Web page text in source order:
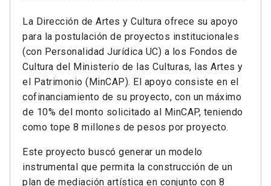
La Dirección de Artes y Cultura ofrece su apoyo
para la postulación de proyectos institucionales
(con Personalidad Jurídica UC) a los Fondos de
Cultura del Ministerio de las Culturas, las Artes y
el Patrimonio (MinCAP). El apoyo consiste en el
cofinanciamiento de su proyecto, con un máximo
de 10% del monto solicitado al MinCAP, teniendo
como tope 8 millones de pesos por proyecto.
Este proyecto buscó generar un modelo
instrumental que permita la construcción de un
plan de mediación artística en conjunto con 8